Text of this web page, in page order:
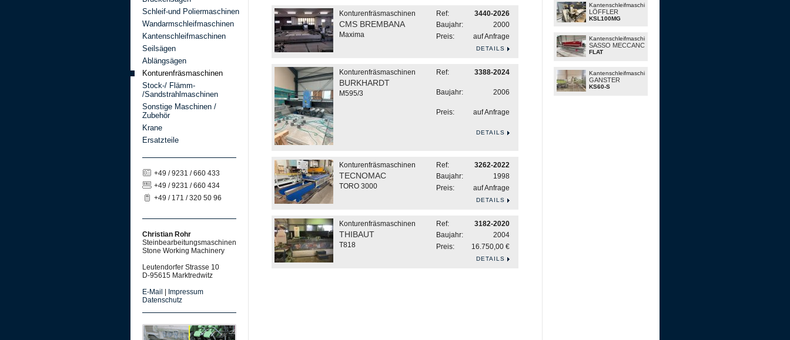
Schleif-und Poliermaschinen
Wandarmschleifmaschinen
Kantenschleifmaschinen
Seilsägen
Ablängsägen
Konturenfräsmaschinen
Stock-/ Flämm-
/Sandstrahlmaschinen
Sonstige Maschinen /
Zubehör
Krane
Ersatzteile
+49 / 9231 / 660 433
+49 / 9231 / 660 434
+49 / 171 / 320 50 96
Christian Rohr
Steinbearbeitungsmaschinen
Stone Working Machinery
Leutendorfer Strasse 10
D-95615 Marktredwitz
E-Mail
Impressum
Datenschutz
Konturenfräsmaschinen
CMS BREMBANA
Maxima
Ref:
3440-2026
Baujahr:
2000
Preis:
auf Anfrage
DETAILS
Konturenfräsmaschinen
BURKHARDT
M595/3
Ref: 3388-2024
Baujahr: 2006
Preis: auf Anfrage
DETAILS
Konturenfräsmaschinen
TECNOMAC
TORO 3000
Ref:
3262-2022
Baujahr:
1998
Preis:
auf Anfrage
DETAILS
Konturenfräsmaschinen
THIBAUT
T818
Ref:
3182-2020
Baujahr:
2004
Preis:
16.750,00 €
DETAILS
Kantenschleifmaschinen
LÖFFLER
KSL100MG
Kantenschleifmaschinen
SASSO MECCANCIA
FLAT
Kantenschleifmaschinen
GANSTER
KS60-S